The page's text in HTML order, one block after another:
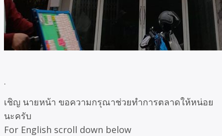
.
เชิญ นายหน้า ขอความกรุณาช่วยทำการตลาดให้หน่อย
นะครับ
For English scroll down below